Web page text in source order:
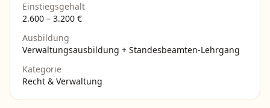
Einstiegsgehalt
2.600 – 3.200 €
Ausbildung
Verwaltungsausbildung + Standesbeamten-Lehrgang
Kategorie
Recht & Verwaltung